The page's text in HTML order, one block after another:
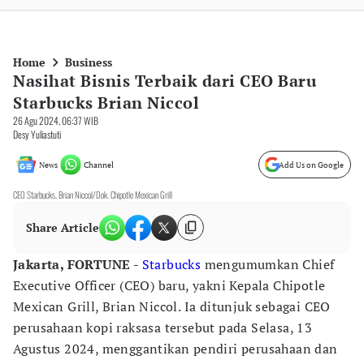
Home Business
Nasihat Bisnis Terbaik dari CEO Baru
Starbucks Brian Niccol
26 Agu 2024, 06:37 WIB
Desy Yuliastuti
News Channel Add Us on Google
CEO Starbucks, Brian Niccol/Dok. Chipotle Mexican Grill
Share Article
Jakarta, FORTUNE - Starbucks mengumumkan Chief
Executive Officer (CEO) baru, yakni Kepala Chipotle
Mexican Grill, Brian Niccol. Ia ditunjuk sebagai CEO
perusahaan kopi raksasa tersebut pada Selasa, 13
Agustus 2024, menggantikan pendiri perusahaan dan